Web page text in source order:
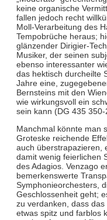
keine organische
fallen jedoch recht
Moll-Verarbeitung des
Tempobrüche heraus;
glänzender Dirigier-
Musiker, der seinen
ebenso interessanter
das hektisch durcheilte
Jahre eine,
Bernsteins mit den
wie wirkungsvoll ein
sein kann (DG 435 350-
Manchmal könnte man
Groteske reichende
auch überstrapazieren,
damit wenig feierlichen
des Adagios. Venzago
bemerkenswerte
Symphonieorchesters,
Geschlossenheit geht;
zu verdanken, dass
etwas spitz und farblos